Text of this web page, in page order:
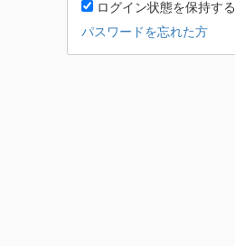
ログイン状態を保持する
パスワードを忘れた方